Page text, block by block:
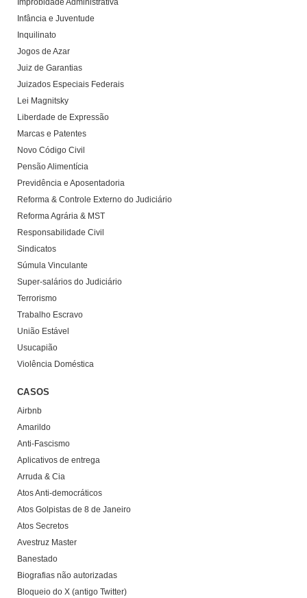
Improbidade Administrativa
Infância e Juventude
Inquilinato
Jogos de Azar
Juiz de Garantias
Juizados Especiais Federais
Lei Magnitsky
Liberdade de Expressão
Marcas e Patentes
Novo Código Civil
Pensão Alimentícia
Previdência e Aposentadoria
Reforma & Controle Externo do Judiciário
Reforma Agrária & MST
Responsabilidade Civil
Sindicatos
Súmula Vinculante
Super-salários do Judiciário
Terrorismo
Trabalho Escravo
União Estável
Usucapião
Violência Doméstica
CASOS
Airbnb
Amarildo
Anti-Fascismo
Aplicativos de entrega
Arruda & Cia
Atos Anti-democráticos
Atos Golpistas de 8 de Janeiro
Atos Secretos
Avestruz Master
Banestado
Biografias não autorizadas
Bloqueio do X (antigo Twitter)